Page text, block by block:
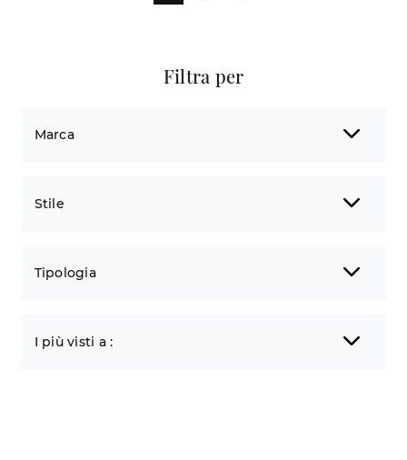
Filtra per
Marca
Stile
Tipologia
I più visti a :